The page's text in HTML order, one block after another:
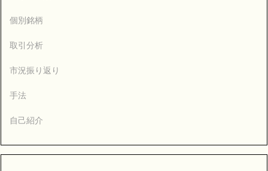
個別銘柄
取引分析
市況振り返り
手法
自己紹介